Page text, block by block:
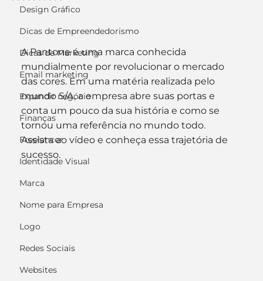
Design Gráfico
Dicas de Empreendedorismo
Dicas de Marketing
Email marketing
Expandir negócio
Finanças
Freelancer
Identidade Visual
Marca
Nome para Empresa
Logo
Redes Sociais
Websites
A Pantone é uma marca conhecida
mundialmente por revolucionar o mercado
das cores. Em uma matéria realizada pelo
mundo S/A, a empresa abre suas portas e
conta um pouco da sua história e como se
tornou uma referência no mundo todo.
Assista ao vídeo e conheça essa trajetória de
sucesso.